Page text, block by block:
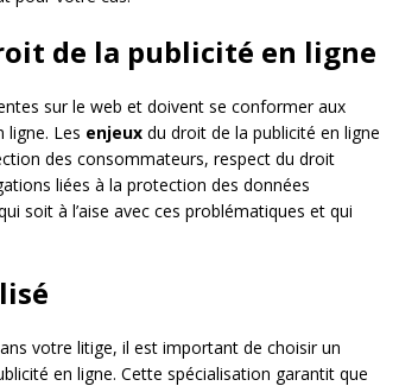
de la publicité en ligne
sur le web et doivent se conformer aux
ligne. Les enjeux du droit de la publicité en ligne
des consommateurs, respect du droit
liées à la protection des données
soit à l’aise avec ces problématiques et qui
votre litige, il est important de choisir un
en ligne. Cette spécialisation garantit que